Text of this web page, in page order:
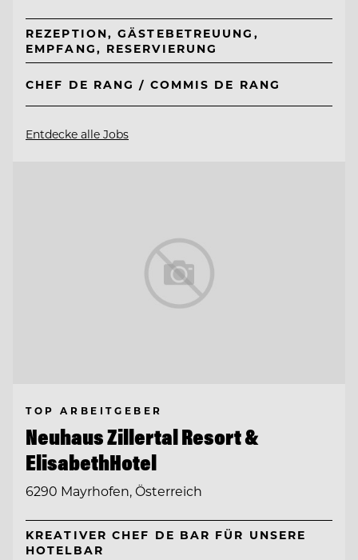
REZEPTION, GÄSTEBETREUUNG,
EMPFANG, RESERVIERUNG
CHEF DE RANG / COMMIS DE RANG
Entdecke alle Jobs
TOP ARBEITGEBER
Neuhaus Zillertal Resort &
ElisabethHotel
6290 Mayrhofen, Österreich
KREATIVER CHEF DE BAR FÜR UNSERE
HOTELBAR